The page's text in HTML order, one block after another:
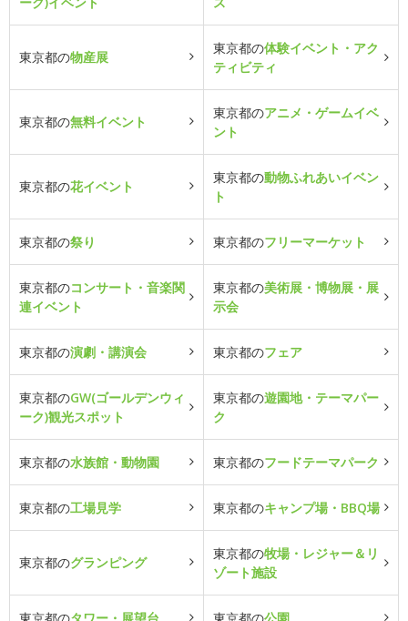
東京都の物産展
東京都の体験イベント・アク
ティビティ
東京都の無料イベント
東京都のアニメ・ゲームイベ
ント
東京都の花イベント
東京都の動物ふれあいイベン
ト
東京都の祭り 東京都のフリーマーケット
東京都のコンサート・音楽関
連イベント
東京都の美術展・博物展・展
示会
東京都の演劇・講演会 東京都のフェア
東京都のGW(ゴールデンウィ
ーク)観光スポット
東京都の遊園地・テーマパー
ク
東京都の水族館・動物園 東京都のフードテーマパーク
東京都の工場見学 東京都のキャンプ場・BBQ場
東京都のグランピング
東京都の牧場・レジャー＆リ
ゾート施設
東京都のタワー・展望台 東京都の公園